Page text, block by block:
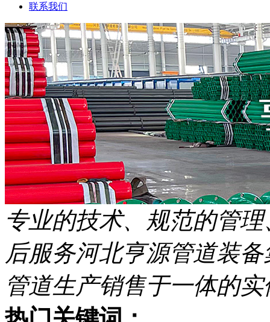
联系我们
专业的技术、规范的管
后服务河北亨源管道装
管道生产销售于一体的